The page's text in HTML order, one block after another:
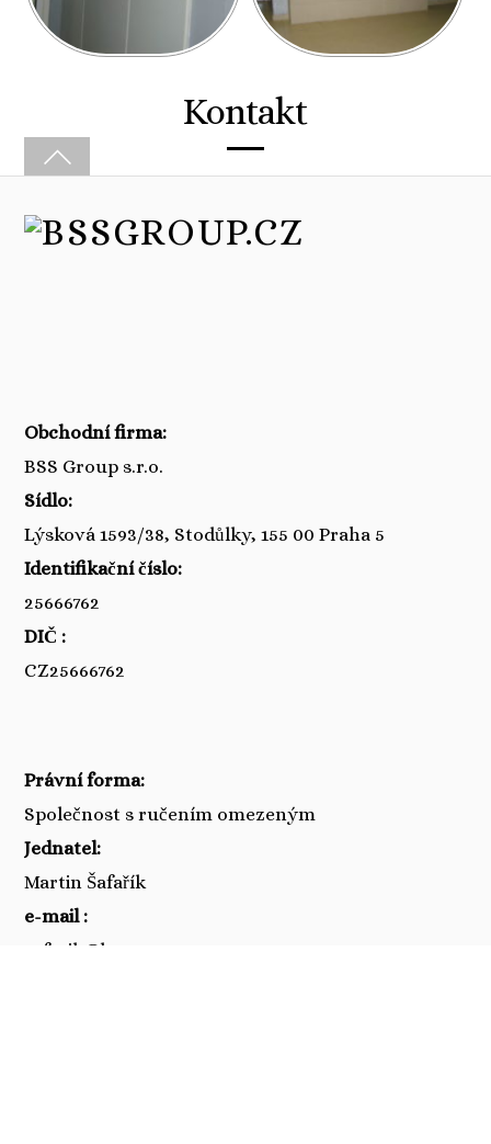
Kontakt
Obchodní firma:
BSS Group s.r.o.
Sídlo:
Lýsková 1593/38, Stodůlky, 155 00 Praha 5
Identifikační číslo:
25666762
DIČ :
CZ25666762
Právní forma:
Společnost s ručením omezeným
Jednatel:
Martin Šafařík
e-mail :